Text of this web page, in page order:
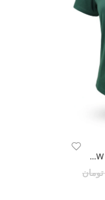
تی شرت ورزشی زنانه اسپورتلند SHIFT Prime W